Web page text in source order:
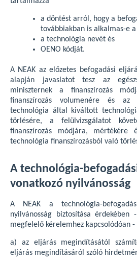
a döntést arról, hogy a
továbbiakban is alkalmas-e
a technológia nevét és
OENO kódját.
A NEAK az előzetes befogadási
alapján javaslatot tesz az
miniszternek a finanszírozás
finanszírozás volumenére és az
technológia által kiváltott
törlésére, a felülvizsgálatot
finanszírozás módjára, mértékére
technológia finanszírozásból való
A technológia-
vonatkozó nyilvánosság
A NEAK a technológia-
nyilvánosság biztosítása érdekében
megfelelő kérelemhez kapcsolódóan -
a) az eljárás megindításától
eljárás megindításáról szóló